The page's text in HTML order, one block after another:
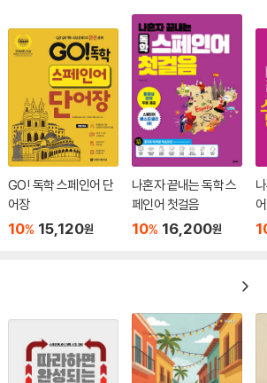
GO! 독학 스페인어 단
어장
10% 15,120원
나혼자 끝내는 독학 스
페인어 첫걸음
10% 16,200원